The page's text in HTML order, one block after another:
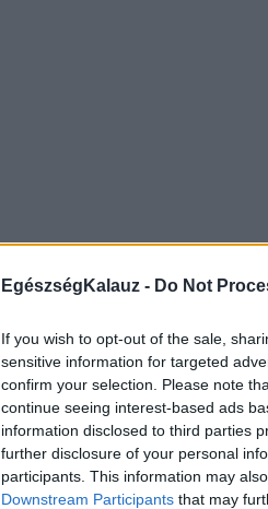
EgészségKalauz - Do Not
If you wish to opt-out of the sale,
sensitive information for targeted
confirm your selection. Please note
continue seeing interest-based ads
information disclosed to third parties
further disclosure of your personal
participants. This information may
Downstream Participants that may